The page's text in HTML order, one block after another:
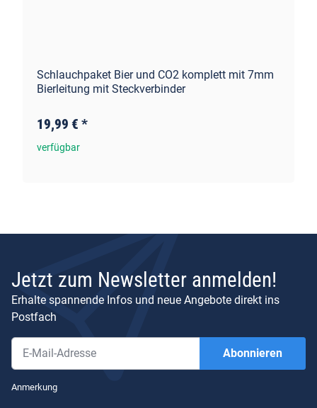
Schlauchpaket Bier und CO2 komplett mit 7mm
Bierleitung mit Steckverbinder
19,99 € *
verfügbar
Jetzt zum Newsletter anmelden!
Erhalte spannende Infos und neue Angebote direkt ins
Postfach
Abonnieren
Anmerkung